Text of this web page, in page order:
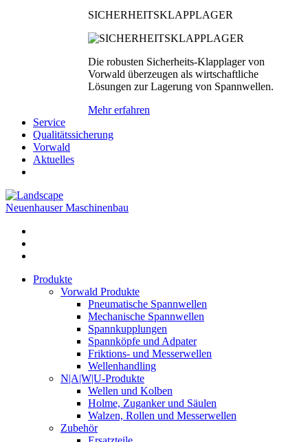
SICHERHEITSKLAPPLAGER
Die robusten Sicherheits-Klapplager von
Vorwald überzeugen als wirtschaftliche
Lösungen zur Lagerung von Spannwellen.
Mehr erfahren
Service
Qualitätssicherung
Vorwald
Aktuelles
Neuenhauser Maschinenbau
Produkte
Vorwald Produkte
Pneumatische Spannwellen
Mechanische Spannwellen
Spannkupplungen
Spannköpfe und Adpater
Friktions- und Messerwellen
Wellenhandling
N|A|W|U-Produkte
Wellen und Kolben
Holme, Zuganker und Säulen
Walzen, Rollen und Messerwellen
Zubehör